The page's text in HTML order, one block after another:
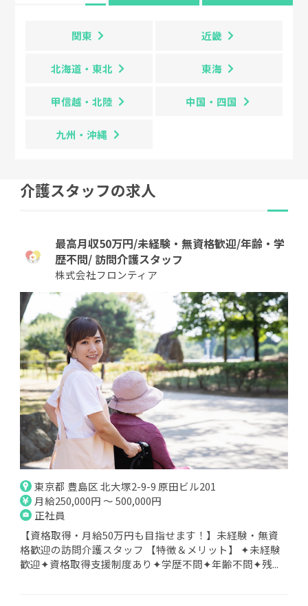
関東 近畿
北海道・東北 東海
甲信越・北陸 中国・四国
九州・沖縄
介護スタッフの求人
最高月収50万円/未経験・無資格歓迎/年齢・学
歴不問/ 訪問介護スタッフ
株式会社フロンティア
東京都 豊島区 北大塚2-9-9 原田ビル201
月給250,000円 ～ 500,000円
正社員
【資格取得・月給50万円も目指せます！】未経験・無資
格歓迎の訪問介護スタッフ 【特徴＆メリット】 ✦未経験
歓迎✦資格取得支援制度あり✦学歴不問✦年齢不問✦残...